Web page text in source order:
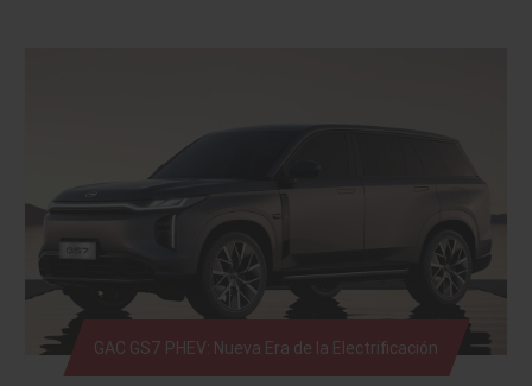
GAC GS7 PHEV: Nueva Era de la Electrificación